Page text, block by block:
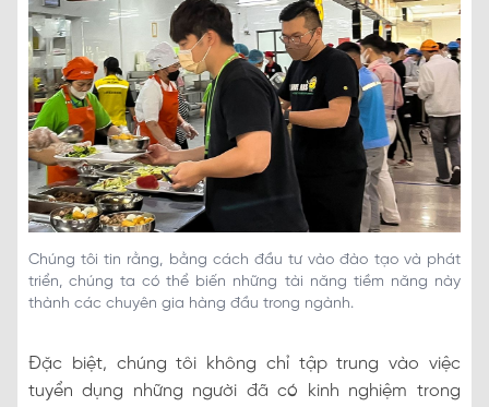
Chúng tôi tin rằng, bằng cách đầu tư vào đào tạo và phát
triển, chúng ta có thể biến những tài năng tiềm năng này
thành các chuyên gia hàng đầu trong ngành.
Đặc biệt, chúng tôi không chỉ tập trung vào việc
tuyển dụng những người đã có kinh nghiệm trong